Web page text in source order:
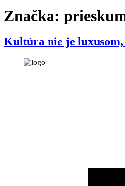
Značka:
Kultúra nie je luxusom,